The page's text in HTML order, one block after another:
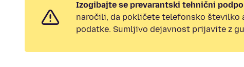
Izogibajte se prevarantski tehnični
naročili, da pokličete telefonsko številko
podatke. Sumljivo dejavnost prijavite z